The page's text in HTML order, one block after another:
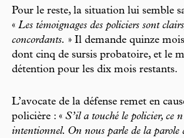
Pour le reste, la situation lui semble
« Les témoignages des policiers sont
concordants. » Il demande quinze
dont cinq de sursis probatoire, et le
détention pour les dix mois restants.
L’avocate de la défense remet en
policière : « S’il a touché le policier, ce
intentionnel. On nous parle de la parole